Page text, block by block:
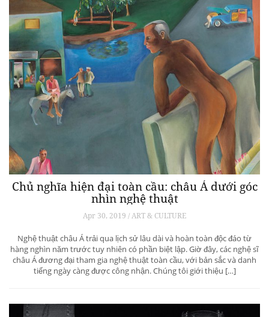
Chủ nghĩa hiện đại toàn cầu: châu Á dưới góc
nhìn nghệ thuật
Apr 30, 2019 / ART & CULTURE
Nghệ thuật châu Á trải qua lịch sử lâu dài và hoàn toàn độc đáo từ
hàng nghìn năm trước tuy nhiên có phần biệt lập. Giờ đây, các nghệ sĩ
châu Á đương đại tham gia nghệ thuật toàn cầu, với bản sắc và danh
tiếng ngày càng được công nhận. Chúng tôi giới thiệu […]